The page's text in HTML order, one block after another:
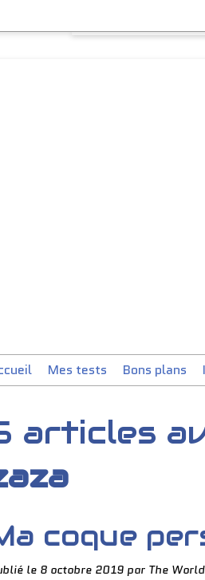
Mes tests Bons plans
articles
coque
le 8 octobre 2019 par The